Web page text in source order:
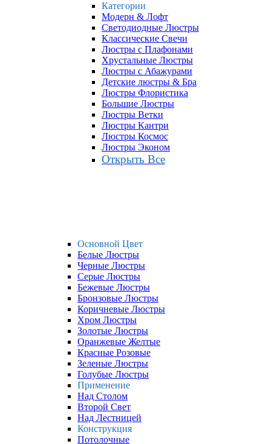
Категории
Модерн & Лофт
Светодиодные Люстры
Классические Свечи
Люстры с Плафонами
Хрустальные Люстры
Люстры с Абажурами
Детские люстры & Бра
Люстры Флористика
Большие Люстры
Люстры Ветки
Люстры Кантри
Люстры Космос
Люстры Эконом
Открыть Все
Основной Цвет
Белые Люстры
Черные Люстры
Серые Люстры
Бежевые Люстры
Бронзовые Люстры
Коричневые Люстры
Хром Люстры
Золотые Люстры
Оранжевые Желтые
Красные Розовые
Зеленые Люстры
Голубые Люстры
Применение
Над Столом
Второй Свет
Над Лестницей
Конструкция
Потолочные